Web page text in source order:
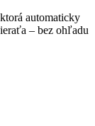
automaticky
– bez ohľadu